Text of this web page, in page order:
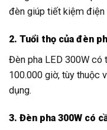
đèn giúp tiết kiệm điện
2. Tuổi thọ của đèn
Đèn pha LED 300W có
100.000 giờ, tùy thuộc
dụng.
3. Đèn pha 300W có